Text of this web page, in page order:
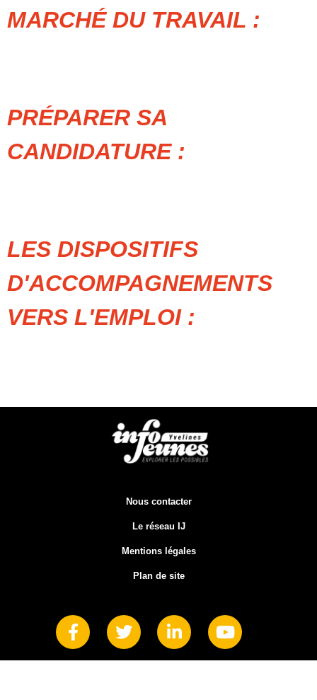
MARCHÉ DU TRAVAIL :
PRÉPARER SA
CANDIDATURE :
LES DISPOSITIFS
D'ACCOMPAGNEMENTS
VERS L'EMPLOI :
Nous contacter
Le réseau IJ
Mentions légales
Plan de site